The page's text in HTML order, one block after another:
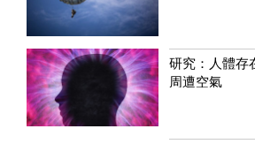
研究：人體存
周遭空氣